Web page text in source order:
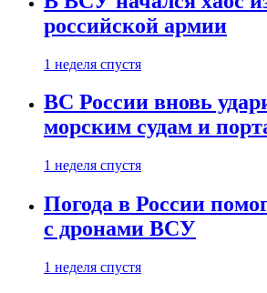
российской армии
1 неделя спустя
ВС России вновь
морским судам и
1 неделя спустя
Погода в России
с дронами ВСУ
1 неделя спустя